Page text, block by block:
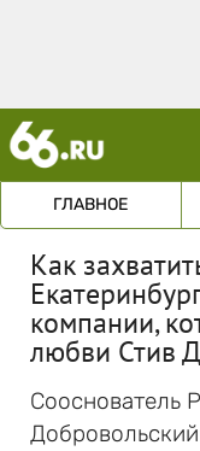
ГЛАВНОЕ
Как
компании,
любви Стив
Сооснователь